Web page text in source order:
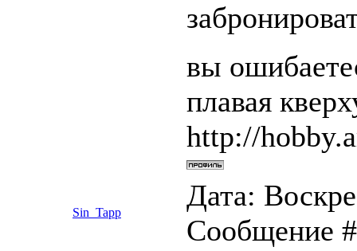
вы
плавая
http://
Sin_Tapp
Дата:
Сообщение